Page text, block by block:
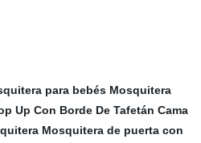
para bebés Mosquitera
Up Con Borde De Tafetán Cama
Mosquitera de puerta con